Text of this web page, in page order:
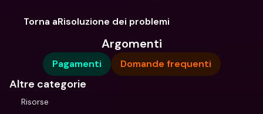
Torna aRisoluzione dei problemi
Argomenti
Pagamenti Domande frequenti
Altre categorie
Risorse